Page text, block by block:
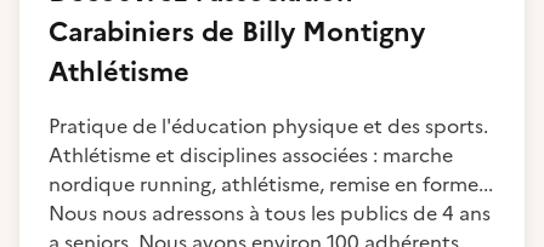
Carabiniers de Billy Montigny
Athlétisme
Pratique de l'éducation physique et des sports.
Athlétisme et disciplines associées : marche
nordique running, athlétisme, remise en forme...
Nous nous adressons à tous les publics de 4 ans